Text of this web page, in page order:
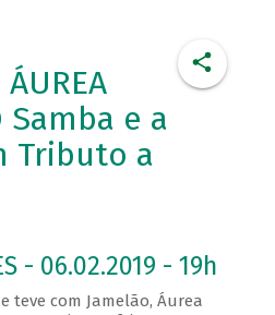
ÁUREA
Samba e a
Tributo a
- 06.02.2019 - 19h
teve com Jamelão, Áurea